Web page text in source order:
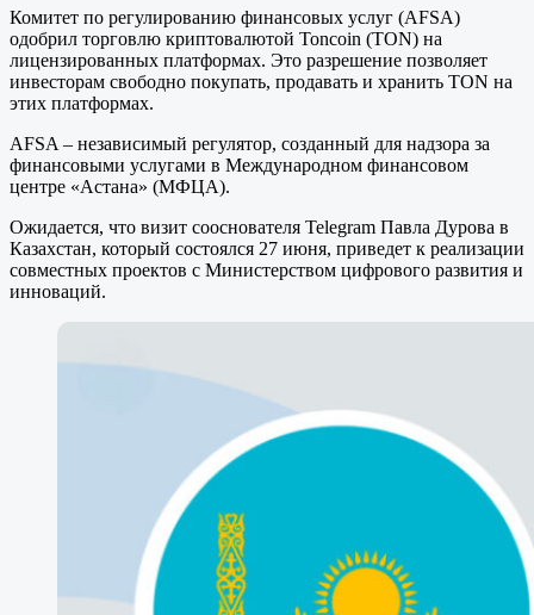
Комитет по регулированию финансовых услуг (AFSA)
одобрил торговлю криптовалютой Toncoin (TON) на
лицензированных платформах. Это разрешение позволяет
инвесторам свободно покупать, продавать и хранить TON на
этих платформах.
AFSA – независимый регулятор, созданный для надзора за
финансовыми услугами в Международном финансовом
центре «Астана» (МФЦА).
Ожидается, что визит сооснователя Telegram Павла Дурова в
Казахстан, который состоялся 27 июня, приведет к реализации
совместных проектов с Министерством цифрового развития и
инноваций.